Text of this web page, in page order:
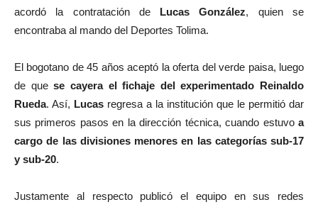
acordó la contratación deLucas González, quien se
encontraba al mando del Deportes Tolima.
El bogotano de 45 años aceptó la oferta del verde paisa, luego
de quese cayera el fichaje del experimentado Reinaldo
Rueda. Así, Lucas regresa a la institución que le permitió dar
sus primeros pasos en la dirección técnica, cuando estuvo a
cargo de las divisiones menores en las categorías sub-17
y sub-20.
Justamente al respecto publicó el equipo en sus redes